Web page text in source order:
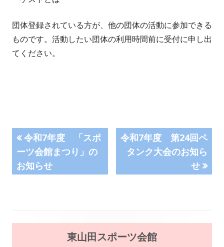
団体登録されている方が、他の団体の活動に参加できる
ものです。活動したい団体の利用時間前に受付に申し出
てください。
投
稿
ゲ
前
の
記
令和7年度 「スポ
ーツ会館まつり」の
お知らせ
次
の
令和7年度 第24回ペ
タンク大会のお知ら
せ
東山田スポーツ会館